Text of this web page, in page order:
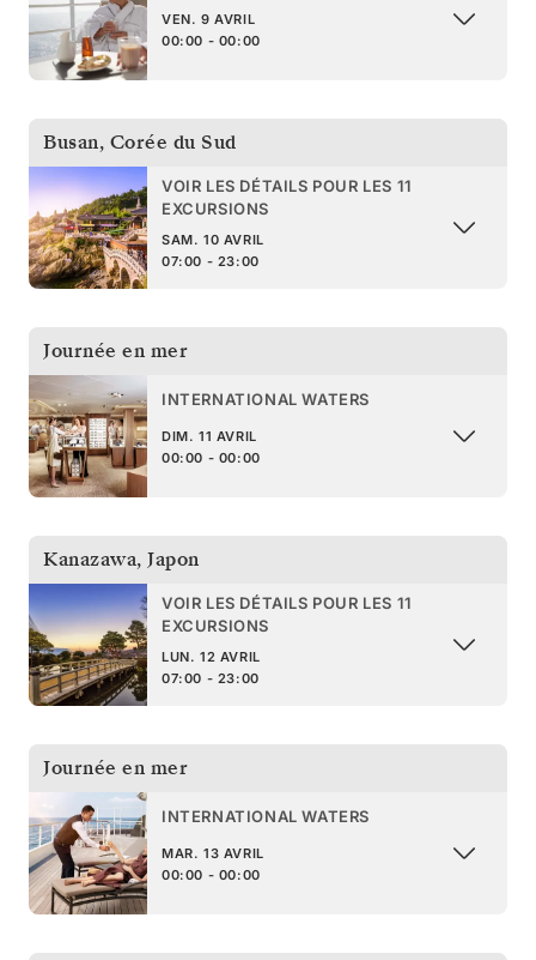
VEN. 9 AVRIL
00:00 - 00:00
Busan, Corée du Sud
VOIR LES DÉTAILS POUR LES 11
EXCURSIONS
SAM. 10 AVRIL
07:00 - 23:00
Journée en mer
INTERNATIONAL WATERS
DIM. 11 AVRIL
00:00 - 00:00
Kanazawa, Japon
VOIR LES DÉTAILS POUR LES 11
EXCURSIONS
LUN. 12 AVRIL
07:00 - 23:00
Journée en mer
INTERNATIONAL WATERS
MAR. 13 AVRIL
00:00 - 00:00